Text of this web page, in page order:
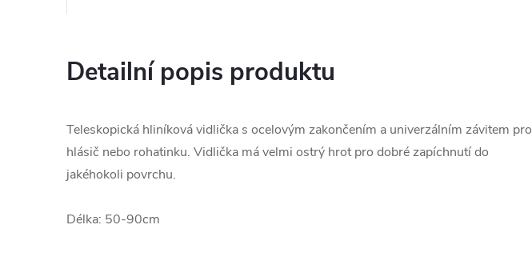
Detailní popis produktu
Teleskopická hliníková vidlička s ocelovým zakončením a univerzálním závitem pro
hlásič nebo rohatinku. Vidlička má velmi ostrý hrot pro dobré zapíchnutí do
jakéhokoli povrchu.
Délka: 50-90cm